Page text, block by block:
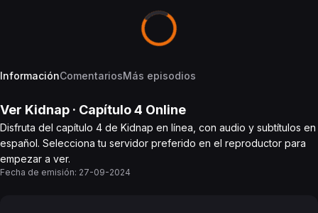
InformaciónComentariosMás episodios
Ver Kidnap · Capítulo4 Online
Disfruta del capítulo 4 de Kidnap en línea, con audio y subtítulos en
español. Selecciona tu servidor preferido en el reproductor para
empezar a ver.
Fecha de emisión: 27-09-2024